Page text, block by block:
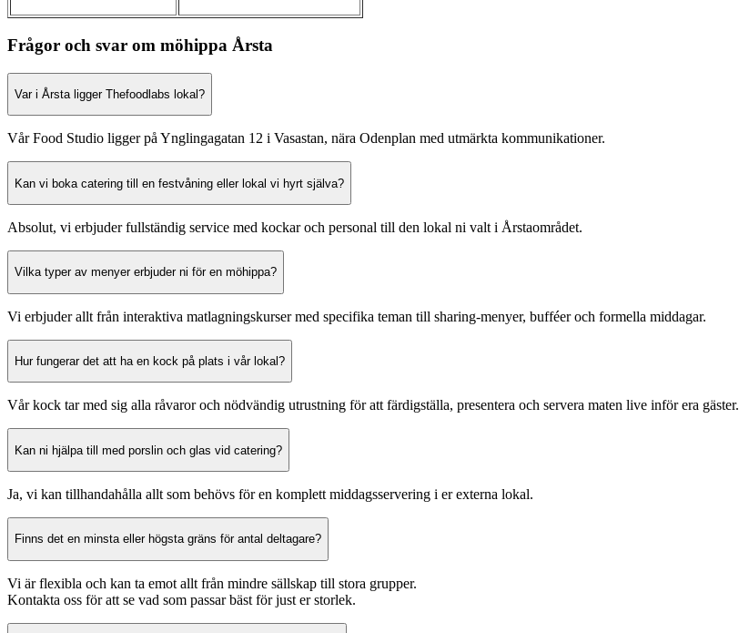
Frågor och svar om möhippa Årsta
Var i Årsta ligger Thefoodlabs lokal?
Vår Food Studio ligger på Ynglingagatan 12 i Vasastan, nära Odenplan med utmärkta kommunikationer.
Kan vi boka catering till en festvåning eller lokal vi hyrt själva?
Absolut, vi erbjuder fullständig service med kockar och personal till den lokal ni valt i Årstaområdet.
Vilka typer av menyer erbjuder ni för en möhippa?
Vi erbjuder allt från interaktiva matlagningskurser med specifika teman till sharing-menyer, bufféer och formella middagar.
Hur fungerar det att ha en kock på plats i vår lokal?
Vår kock tar med sig alla råvaror och nödvändig utrustning för att färdigställa, presentera och servera maten live inför era gäster.
Kan ni hjälpa till med porslin och glas vid catering?
Ja, vi kan tillhandahålla allt som behövs för en komplett middagsservering i er externa lokal.
Finns det en minsta eller högsta gräns för antal deltagare?
Vi är flexibla och kan ta emot allt från mindre sällskap till stora grupper.
Kontakta oss för att se vad som passar bäst för just er storlek.